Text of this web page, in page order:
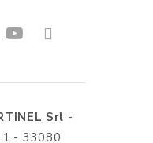
Srl -
1 - 33080